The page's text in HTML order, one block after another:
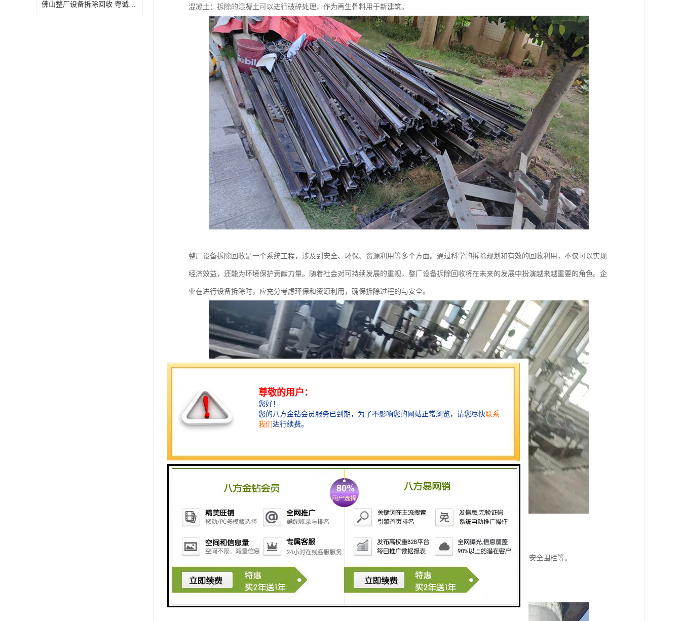
佛山整厂设备拆除回收 粤诚达建筑 环保意识 混凝土：拆除的混凝土可以进行破碎处理，作为再生骨料用于新建筑。
整厂设备拆除回收是一个系统工程，涉及到安全、环保、资源利用等多个方面。通过科学的拆除规划和有效的回收利用，不仅可以实现
经济效益，还能为环境保护贡献力量。随着社会对可持续发展的重视，整厂设备拆除回收将在未来的发展中扮演越来越重要的角色。企
业在进行设备拆除时，应充分考虑环保和资源利用，确保拆除过程的与安全。
拆除过程中的注意事项
安全措施：拆除过程中必须采取严格的安全措施，确保工人和周围居民的安全。包括佩戴个人防护装备、设置安全围栏等。
噪音与粉尘控制：采取措施控制拆除过程中产生的噪音和粉尘，减少对周围环境的影响。
废物分类：在拆除过程中，对产生的废物进行分类，便于后续的回收和处理。